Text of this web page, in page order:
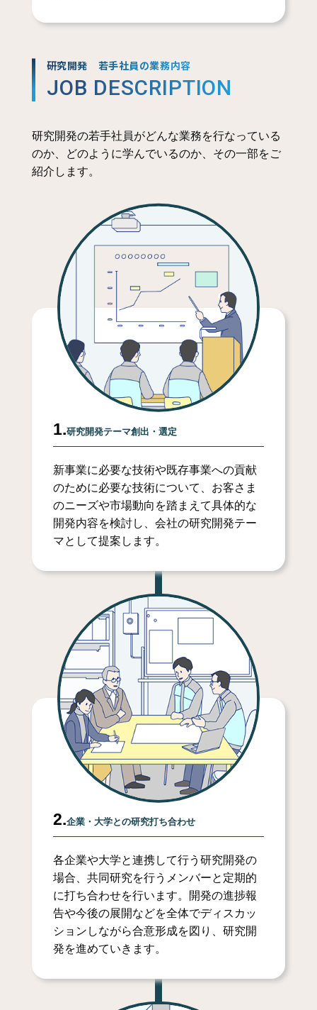
研究開発 若手社員の業務内容
JOB DESCRIPTION
研究開発の若手社員がどんな業務を行なっている
のか、どのように学んでいるのか、その一部をご
紹介します。
1.研究開発テーマ創出・選定
新事業に必要な技術や既存事業への貢献
のために必要な技術について、お客さま
のニーズや市場動向を踏まえて具体的な
開発内容を検討し、会社の研究開発テー
マとして提案します。
2.企業・大学との研究打ち合わせ
各企業や大学と連携して行う研究開発の
場合、共同研究を行うメンバーと定期的
に打ち合わせを行います。開発の進捗報
告や今後の展開などを全体でディスカッ
ションしながら合意形成を図り、研究開
発を進めていきます。